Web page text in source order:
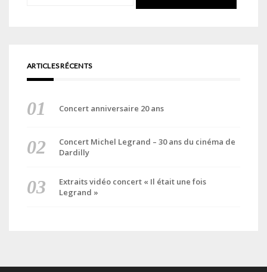
ARTICLES RÉCENTS
Concert anniversaire 20 ans
Concert Michel Legrand – 30 ans du cinéma de
Dardilly
Extraits vidéo concert « Il était une fois
Legrand »